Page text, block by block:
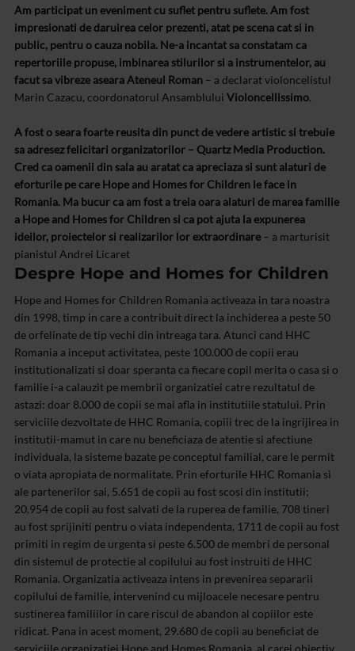
Am participat un eveniment cu suflet pentru suflete. Am fost
impresionati de daruirea celor prezenti, atat pe scena cat si in
public, pentru o cauza nobila. Ne-a incantat sa constatam ca
repertoriile propuse, imbinarea stilurilor si a instrumentelor, au
facut sa vibreze aseara Ateneul Roman – a declarat violoncelistul
Marin Cazacu, coordonatorul Ansamblului Violoncellissimo.
A fost o seara foarte reusita din punct de vedere artistic si trebuie
sa adresez felicitari organizatorilor – Quartz Media Production.
Cred ca oamenii din sala au aratat ca apreciaza si sunt alaturi de
eforturile pe care Hope and Homes for Children le face in
Romania. Ma bucur ca am fost a treia oara alaturi de marea familie
a Hope and Homes for Children si ca pot ajuta la expunerea
ideilor, proiectelor si realizarilor lor extraordinare – a marturisit
pianistul Andrei Licaret
Despre Hope and Homes for Children
Hope and Homes for Children Romania activeaza in tara noastra
din 1998, timp in care a contribuit direct la inchiderea a peste 50
de orfelinate de tip vechi din intreaga tara. Atunci cand HHC
Romania a inceput activitatea, peste 100.000 de copii erau
institutionalizati si doar speranta ca fiecare copil merita o casa si o
familie i-a calauzit pe membrii organizatiei catre rezultatul de
astazi: doar 8.000 de copii se mai afla in institutiile statului. Prin
serviciile dezvoltate de HHC Romania, copiii trec de la ingrijirea in
institutii-mamut in care nu beneficiaza de atentie si afectiune
individuala, la sisteme bazate pe conceptul familial, care le permit
o viata apropiata de normalitate. Prin eforturile HHC Romania si
ale partenerilor sai, 5.651 de copii au fost scosi din institutii;
20.954 de copii au fost salvati de la ruperea de familie, 708 tineri
au fost sprijiniti pentru o viata independenta, 1711 de copii au fost
primiti in regim de urgenta si peste 6.500 de membri de personal
din sistemul de protectie al copilului au fost instruiti de HHC
Romania. Organizatia activeaza intens in prevenirea separarii
copilului de familie, intervenind cu mijloacele necesare pentru
sustinerea familiilor in care riscul de abandon al copiilor este
ridicat. Pana in acest moment, 29.680 de copii au beneficiat de